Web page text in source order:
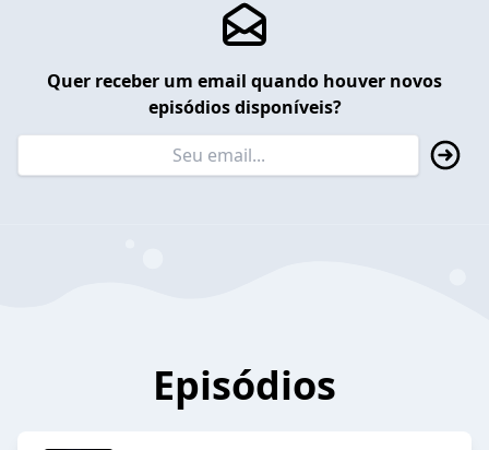
Quer receber um email quando houver novos
episódios disponíveis?
Episódios